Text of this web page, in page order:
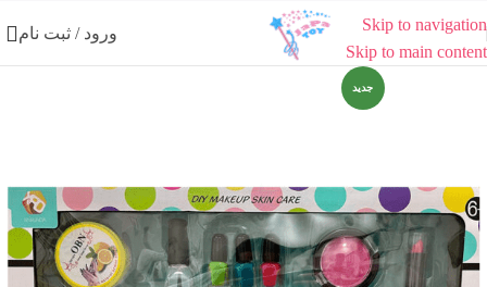
Skip to navigation
Skip to main content
ورود / ثبت نام
جدید